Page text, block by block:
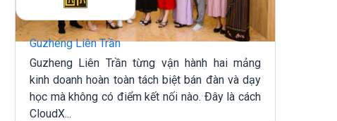
Guzheng Liên Trần
Guzheng Liên Trần từng vận hành hai mảng
kinh doanh hoàn toàn tách biệt bán đàn và dạy
học mà không có điểm kết nối nào. Đây là cách
CloudX...